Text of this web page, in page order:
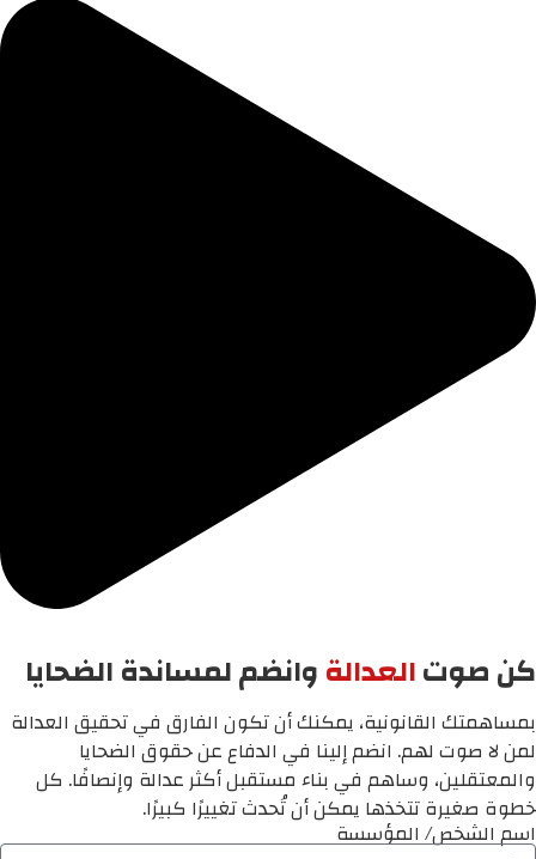
كن صوتالعدالةوانضم لمساندة الضحايا
بمساهمتك القانونية، يمكنك أن تكون الفارق في تحقيق العدالة
لمن لا صوت لهم. انضم إلينا في الدفاع عن حقوق الضحايا
والمعتقلين، وساهم في بناء مستقبل أكثر عدالة وإنصافًا. كل
خطوة صغيرة تتخذها يمكن أن تُحدث تغييرًا كبيرًا.
اسم الشخص/ المؤسسة